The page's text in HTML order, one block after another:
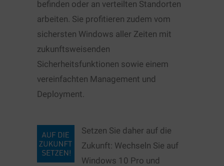
befinden oder an verteilten Standorten
arbeiten. Sie profitieren zudem vom
sichersten Windows aller Zeiten mit
zukunftsweisenden
Sicherheitsfunktionen sowie einem
vereinfachten Management und
Deployment.
Setzen Sie daher auf die
Zukunft: Wechseln Sie auf
Windows 10 Pro und